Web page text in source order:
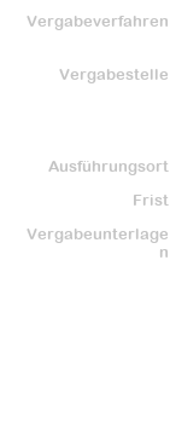
Vergabeverfahren
Vergabestelle
Ausführungsort
Frist
Vergabeunterlage
n